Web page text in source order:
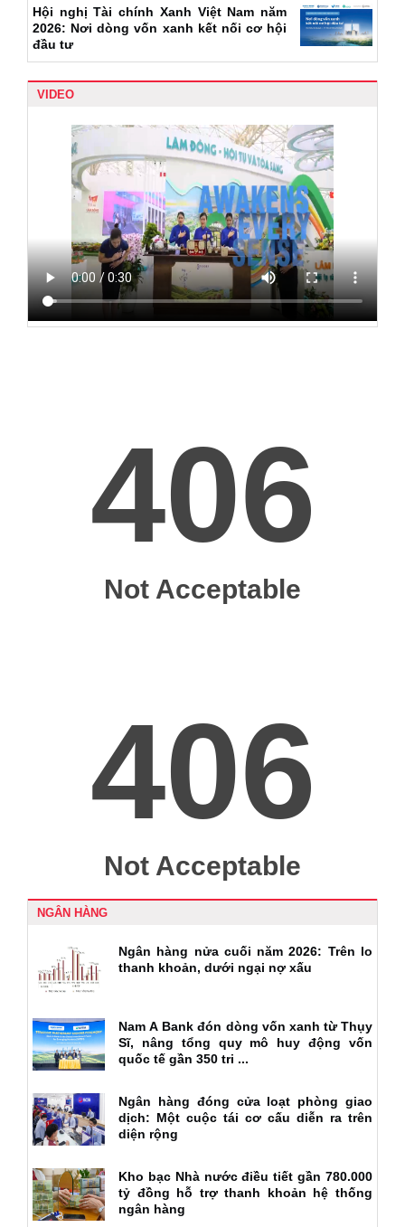
Hội nghị Tài chính Xanh Việt Nam năm
2026: Nơi dòng vốn xanh kết nối cơ hội
đầu tư
VIDEO
NGÂN HÀNG
Ngân hàng nửa cuối năm 2026: Trên lo
thanh khoản, dưới ngại nợ xấu
Nam A Bank đón dòng vốn xanh từ Thụy
Sĩ, nâng tổng quy mô huy động vốn
quốc tế gần 350 tri ...
Ngân hàng đóng cửa loạt phòng giao
dịch: Một cuộc tái cơ cấu diễn ra trên
diện rộng
Kho bạc Nhà nước điều tiết gần 780.000
tỷ đồng hỗ trợ thanh khoản hệ thống
ngân hàng